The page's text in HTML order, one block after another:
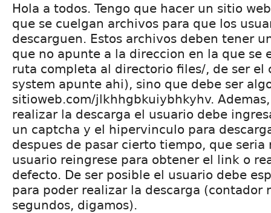
Hola a todos. Tengo que hacer un sitio
que se cuelgan archivos para que los
descarguen. Estos archivos deben tener
que no apunte a la direccion en la que se
ruta completa al directorio files/, de ser el
system apunte ahi), sino que debe ser
sitioweb.com/jlkhhgbkuiybhkyhv.
realizar la descarga el usuario debe
un captcha y el hipervinculo para
despues de pasar cierto tiempo, que seria
usuario reingrese para obtener el link o
defecto. De ser posible el usuario debe
para poder realizar la descarga (contador
segundos, digamos).